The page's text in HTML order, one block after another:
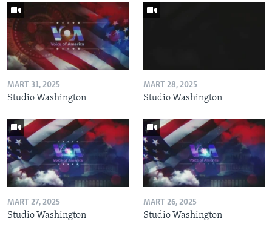
MART 31, 2025
Studio Washington
MART 28, 2025
Studio Washington
MART 27, 2025
Studio Washington
MART 26, 2025
Studio Washington